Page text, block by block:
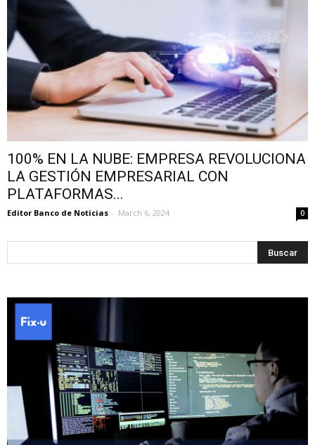
100% EN LA NUBE: EMPRESA REVOLUCIONA
LA GESTIÓN EMPRESARIAL CON
PLATAFORMAS...
Editor Banco de Noticias - March 6, 2024 0